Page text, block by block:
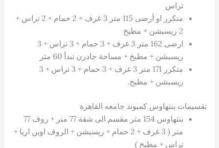
تراس
متكرر او أرضى 115 متر 3 غرف + 2 حمام + 2 تراس +
2 ريسبشن + مطبخ
ارضى 162 متر 3 غرف + 3 حمام + 3 تراس + 3
ريسبشن + مطبخ + مساحة جادرن تبدأ 60 متر
متكرر 171 متر 3 غرف + 3 حمام + 3 تراس + 3
ريسبشن + مطبخ.
تقسيمات بنتهاوس كمبوند جامعه القاهرة
بنتهاوس 154 متر مقسم الى شقة 77 متر + روف 77
متر ( 3 غرف + 2 حمام + ريسبشن + الروف اوبن اريا +
تراس + مطبخ )